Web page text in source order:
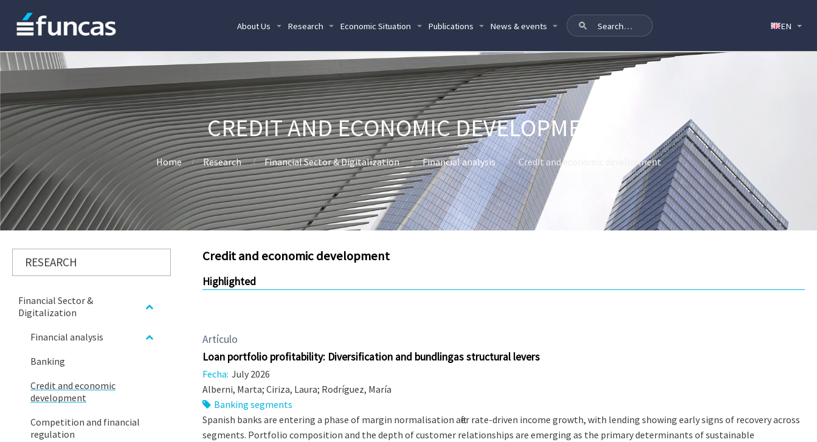
About Us Research Economic Situation Publications News & events
CREDIT AND ECONOMIC DEVELOPMENT
Home Research Financial Sector & Digitalization Financial analysis Credit and economic development
Credit and economic development
Highlighted
Artículo
Loan portfolio profitability: Diversification and bundlingas structural levers
Fecha: July 2026
Alberni, Marta; Ciriza, Laura; Rodríguez, María
Banking segments
Spanish banks are entering a phase of margin normalisation after rate-driven income growth, with lending showing early signs of recovery across
segments. Portfolio composition and the depth of customer relationships are emerging as the primary determinants of sustainable
RESEARCH
Financial Sector &
Digitalization
Financial analysis
Banking
Credit and economic
development
Competition and financial
regulation